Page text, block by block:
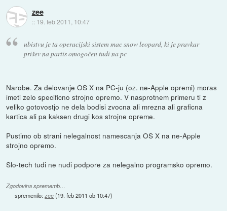
zee
:: 19. feb 2011, 10:47
ubistvu je ta operacijski sistem mac snow leopard, ki je pravkar
prišev na partis omogočen tudi na pc
Narobe. Za delovanje OS X na PC-ju (oz. ne-Apple opremi) moras
imeti zelo specificno strojno opremo. V nasprotnem primeru ti z
veliko gotovostjo ne dela bodisi zvocna ali mrezna ali graficna
kartica ali pa kaksen drugi kos strojne opreme.
Pustimo ob strani nelegalnost namescanja OS X na ne-Apple
strojno opremo.
Slo-tech tudi ne nudi podpore za nelegalno programsko opremo.
Zgodovina sprememb…
spremenilo:zee(19. feb 2011 ob 10:47)